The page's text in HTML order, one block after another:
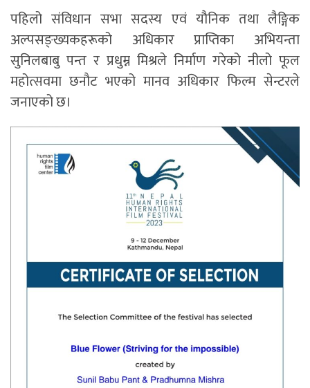
पहिलो संविधान सभा सदस्य एवं यौनिक तथा लैङ्गिक
अल्पसङ्ख्यकहरूको अधिकार प्राप्तिका अभियन्ता
सुनिलबाबु पन्त र प्रधुम्न मिश्रले निर्माण गरेको नीलो फूल
महोत्सवमा छनौट भएको मानव अधिकार फिल्म सेन्टरले
जनाएको छ।